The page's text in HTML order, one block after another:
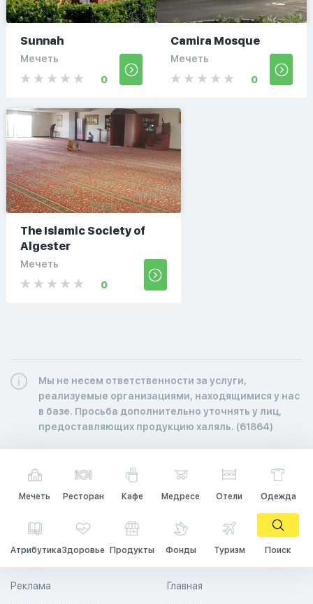
Sunnah
Мечеть
0
Camira Mosque
Мечеть
0
The Islamic Society of
Algester
Мечеть
0
Мы не несем ответственности за услуги,
реализуемые организациями, находящимися у нас
в базе. Просьба дополнительно уточнять у лиц,
предоставляющих продукцию халяль. (61864)
Мечеть Ресторан Кафе Медресе Отели Одежда
АтрибутикаЗдоровье Продукты Фонды Туризм Поиск
Главная
Реклама